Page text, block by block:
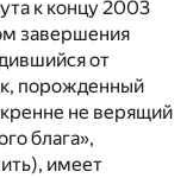
к концу 2003
завершения
от
порожденный
не верящий
блага»,
имеет